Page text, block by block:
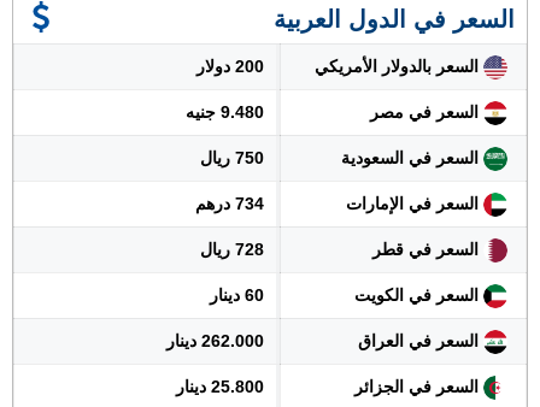
السعر في الدول العربية
السعر بالدولار الأمريكي 200 دولار
السعر في مصر 9.480 جنيه
السعر في السعودية 750 ريال
السعر في الإمارات 734 درهم
السعر في قطر 728 ريال
السعر في الكويت 60 دينار
السعر في العراق 262.000 دينار
السعر في الجزائر 25.800 دينار